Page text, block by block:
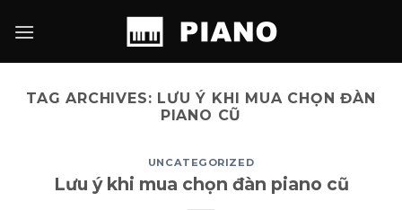
TAG ARCHIVES: LƯU Ý KHI MUA CHỌN ĐÀN
PIANO CŨ
UNCATEGORIZED
Lưu ý khi mua chọn đàn piano cũ